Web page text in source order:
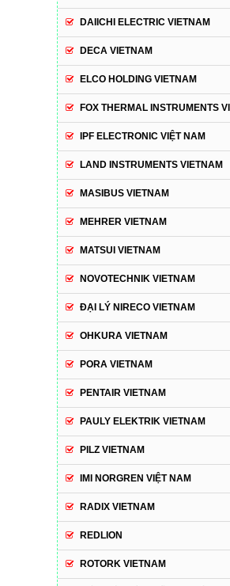
DAIICHI ELECTRIC VIETNAM
DECA VIETNAM
ELCO HOLDING VIETNAM
FOX THERMAL INSTRUMENTS
IPF ELECTRONIC VIỆT NAM
LAND INSTRUMENTS VIETNAM
MASIBUS VIETNAM
MEHRER VIETNAM
MATSUI VIETNAM
NOVOTECHNIK VIETNAM
ĐẠI LÝ NIRECO VIETNAM
OHKURA VIETNAM
PORA VIETNAM
PENTAIR VIETNAM
PAULY ELEKTRIK VIETNAM
PILZ VIETNAM
IMI NORGREN VIỆT NAM
RADIX VIETNAM
REDLION
ROTORK VIETNAM